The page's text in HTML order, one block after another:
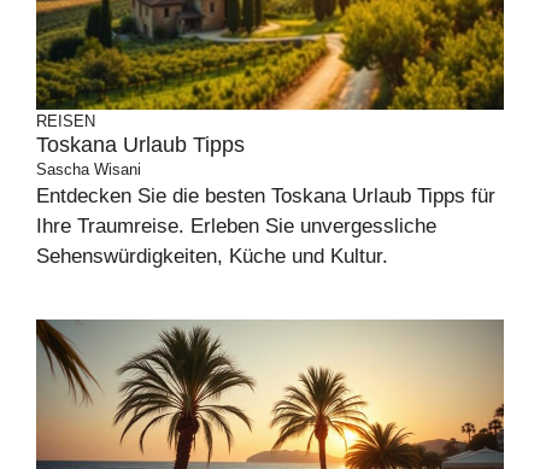
REISEN
Toskana Urlaub Tipps
Sascha Wisani
Entdecken Sie die besten Toskana Urlaub Tipps für
Ihre Traumreise. Erleben Sie unvergessliche
Sehenswürdigkeiten, Küche und Kultur.